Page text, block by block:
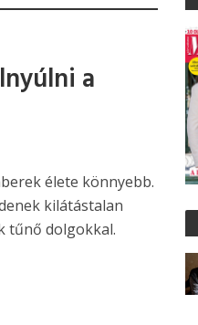
a
élete könnyebb.
kilátástalan
tűnő dolgokkal.